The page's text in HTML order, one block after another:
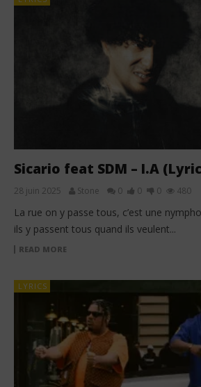
Sicario feat SDM – I.A
28 juin 2025 Stone 0 0 0 480
La rue on y passe tous, c’est une
ils y passent tous quand ils veulent...
READ MORE
LYRICS